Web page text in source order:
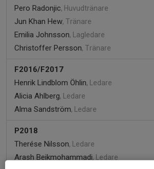
Pero Radonjic, Huvudtränare
Jun Khan Hew, Tränare
Emilia Johnsson, Lagledare
Christoffer Persson, Tränare
F2016/F2017
Henrik Lindblom Öhlin, Ledare
Alicia Ahlberg, Ledare
Alma Sandström, Ledare
P2018
Therése Nilsson, Ledare
Arash Beikmohammadi, Ledare